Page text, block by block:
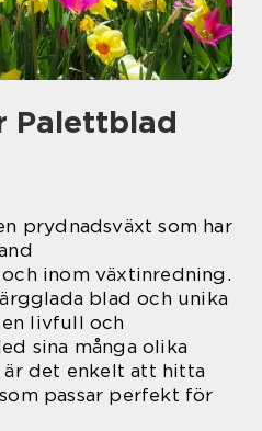
Palettblad
prydnadsväxt som har
inom växtinredning.
blad och unika
livfull och
sina många olika
det enkelt att hitta
passar perfekt för